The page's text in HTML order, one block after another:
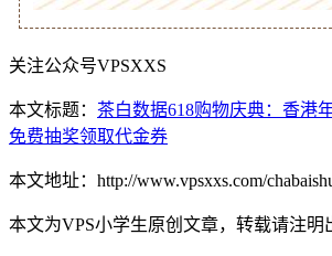
关注公众号VPSXXS
本文标题： 茶白数据618购物庆典：香港
免费抽奖领取代金券
本文地址：http://www.vpsxxs.com/
本文为VPS小学生原创文章，转载请注明